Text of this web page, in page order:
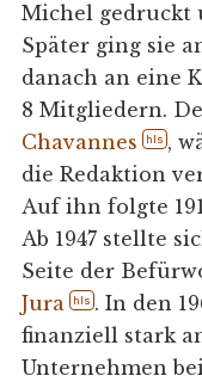
Michel gedruckt
Später ging sie
danach an eine
8 Mitgliedern.
Chavannes
hls ,
die Redaktion
Auf ihn folgte
Ab 1947 stellte
Seite der
Jura
hls . In den
finanziell stark
Unternehmen